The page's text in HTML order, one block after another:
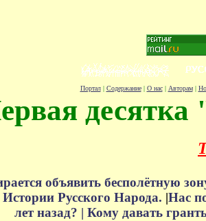
Портал| Содержание| О нас| Авторам|
десятка
объявить бесполётную
Русского Народа. |Нас
лет назад? | Кому давать